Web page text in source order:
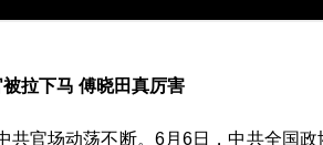
拉下马 傅晓田真厉害
共官场动荡不断。6月6日，中共全国